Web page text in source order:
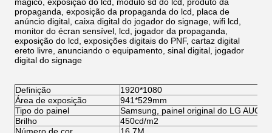
propaganda, exposição da propaganda do lcd, placa de
anúncio digital, caixa digital do jogador do signage, wifi lcd,
monitor do écran sensível, lcd, jogador da propaganda,
exposição do lcd, exposições digitais do PNF, cartaz digital
ereto livre, anunciando o equipamento, sinal digital, jogador
digital do signage
Definição
1920*1080
Área de exposição
941*529mm
Tipo do painel
Samsung, painel original do LG AUO
Brilho
450cd/m2